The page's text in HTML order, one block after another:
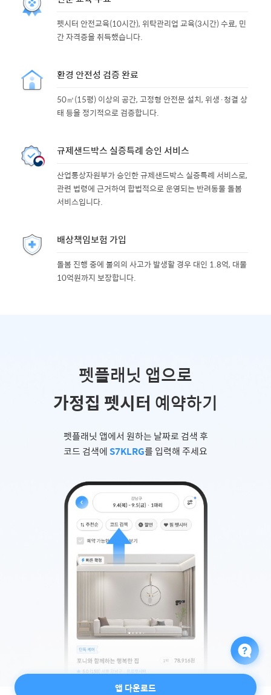
펫시터 안전교육(10시간), 위탁관리업 교육(3시간) 수료, 민
간 자격증을 취득했습니다.
환경 안전성 검증 완료
50㎡(15평) 이상의 공간, 고정형 안전문 설치, 위생·청결 상
태 등을 정기적으로 검증합니다.
규제샌드박스 실증특례 승인 서비스
산업통상자원부가 승인한 규제샌드박스 실증특례 서비스로,
관련 법령에 근거하여 합법적으로 운영되는 반려동물 돌봄
서비스입니다.
배상책임보험 가입
돌봄 진행 중에 불의의 사고가 발생할 경우 대인 1.8억, 대물
10억원까지 보장합니다.
펫플래닛 앱으로
가정집 펫시터 예약하기
펫플래닛 앱에서 원하는 날짜로 검색 후
코드 검색에S7KLRG를 입력해 주세요
앱 다운로드